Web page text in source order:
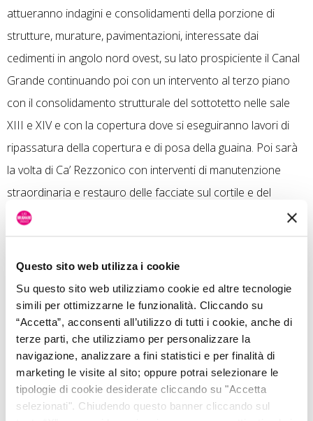
Questo sito web utilizza i cookie
Su questo sito web utilizziamo cookie ed altre tecnologie
simili per ottimizzarne le funzionalità. Cliccando su
“Accetta”, acconsenti all’utilizzo di tutti i cookie, anche di
terze parti, che utilizziamo per personalizzare la
navigazione, analizzare a fini statistici e per finalità di
marketing le visite al sito; oppure potrai selezionare le
tipologie di cookie desiderate cliccando su "Accetta
selezionati". Chiudendo questo banner cliccando sul
attueranno indagini e consolidamenti della porzione di
strutture, murature, pavimentazioni, interessate dai
cedimenti in angolo nord ovest, su lato prospiciente il Canal
Grande continuando poi con un intervento al terzo piano
con il consolidamento strutturale del sottotetto nelle sale
XIII e XIV e con la copertura dove si eseguiranno lavori di
ripassatura della copertura e di posa della guaina. Poi sarà
la volta di Ca’ Rezzonico con interventi di manutenzione
straordinaria e restauro delle facciate sul cortile e del
Museo del Vetro interventi di consolidamento e ripristini
oggetto di intervento si dovranno eseguire interventi più
generali di manutenzione, finalizzati a dare risposta a
problemi di varia natura che insorgono nelle strutture edili e
negli impianti a causa della loro vetustà o per adeguamento
a nuove disposizioni legislative. Si interverrà per la sicurezza
dei luoghi, la salvaguardia e tutela del patrimonio edilizio,
culturale e artistico.
In particolare, i lavori riguarderanno tutte quelle operazioni